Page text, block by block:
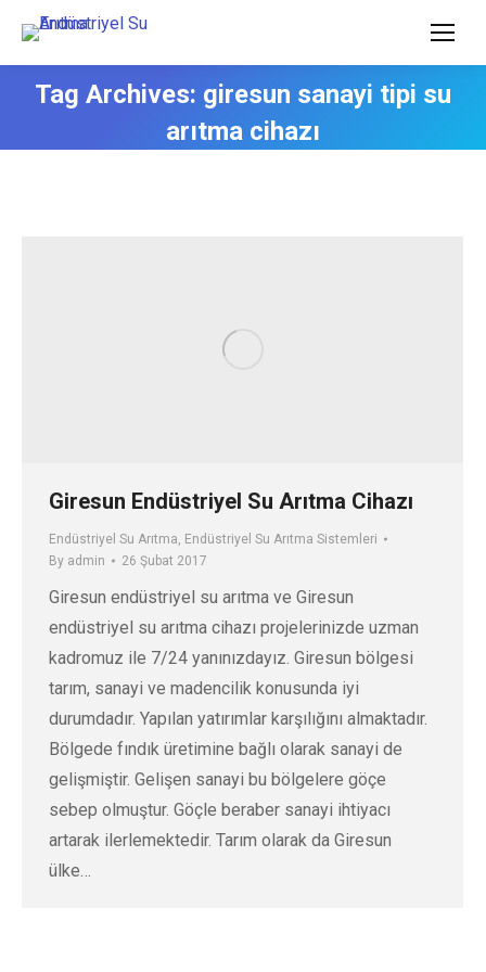
Tag Archives: giresun sanayi tipi su
arıtma cihazı
Giresun Endüstriyel Su Arıtma Cihazı
Endüstriyel Su Arıtma, Endüstriyel Su Arıtma Sistemleri
By admin 26 Şubat 2017
Giresun endüstriyel su arıtma ve Giresun
endüstriyel su arıtma cihazı projelerinizde uzman
kadromuz ile 7/24 yanınızdayız. Giresun bölgesi
tarım, sanayi ve madencilik konusunda iyi
durumdadır. Yapılan yatırımlar karşılığını almaktadır.
Bölgede fındık üretimine bağlı olarak sanayi de
gelişmiştir. Gelişen sanayi bu bölgelere göçe
sebep olmuştur. Göçle beraber sanayi ihtiyacı
artarak ilerlemektedir. Tarım olarak da Giresun
ülke…